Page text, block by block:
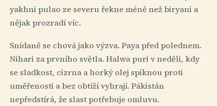
yakhni pulao ze severu řekne méně než biryani a
nějak prozradí víc.
Snídaně se chová jako výzva. Paya před polednem.
Nihari za prvního světla. Halwa puri v neděli, kdy
se sladkost, cizrna a horký olej spiknou proti
uměřenosti a bez obtíží vyhrají. Pákistán
nepředstírá, že slast potřebuje omluvu.